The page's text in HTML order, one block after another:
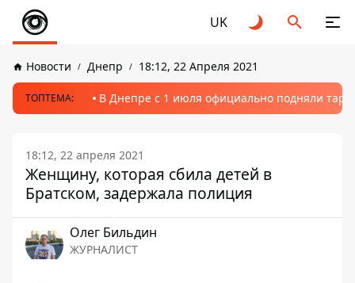
UK
Новости Днепр 18:12, 22 Апреля 2021
ТОПТЕМА: В Днепре с 1 июля официально подняли
18:12, 22 апреля 2021
Женщину, которая сбила детей в
Братском, задержала полиция
Олег Бильдин
ЖУРНАЛИСТ